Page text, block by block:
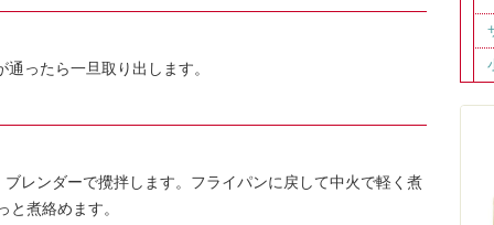
ったら一旦取り出します。
レンダーで攪拌します。フライパンに戻して中火で軽く煮
煮絡めます。